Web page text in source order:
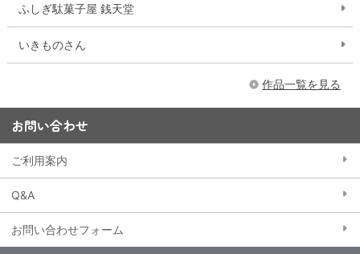
ふしぎ駄菓子屋 銭天堂
いきものさん
作品一覧を見る
お問い合わせ
ご利用案内
Q&A
お問い合わせフォーム